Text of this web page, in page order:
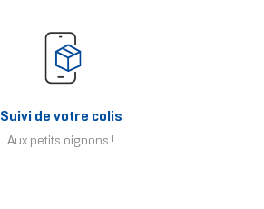
Suivi de votre colis
Aux petits oignons !